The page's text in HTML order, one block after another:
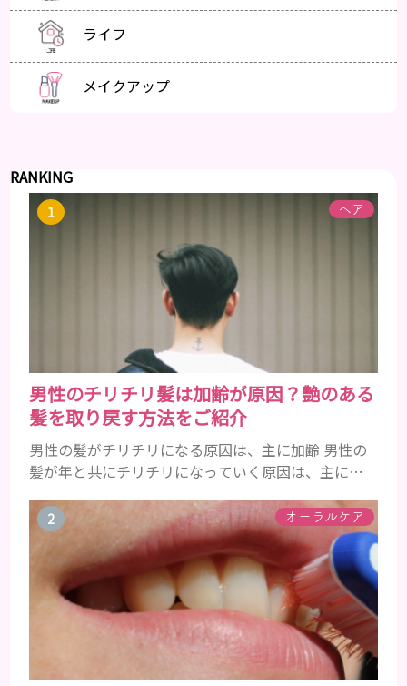
ライフ
メイクアップ
RANKING
ヘア
男性のチリチリ髪は加齢が原因？艶のある
髪を取り戻す方法をご紹介
男性の髪がチリチリになる原因は、主に加齢 男性の
髪が年と共にチリチリになっていく原因は、主に加
にツヤがあった男性も、いつのまにか髪がチリチリ
でペタンとするようになったと感じる人もいるでし
ょう。特に大人の男性としての魅力が出てくる40代
以降の男性に悩んでいる人が多い傾向があります。
髪が生え変わるサイクルは、年齢と共に乱れていき
ます。髪が太くならないま...
オーラルケア